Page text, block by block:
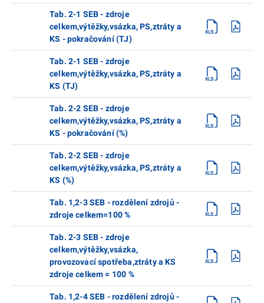
Tab. 2-1 SEB - zdroje
celkem,výtěžky,vsázka, PS,ztráty a
KS - pokračování (TJ)
Tab. 2-1 SEB - zdroje
celkem,výtěžky,vsázka, PS,ztráty a
KS (TJ)
Tab. 2-2 SEB - zdroje
celkem,výtěžky,vsázka, PS,ztráty a
KS - pokračování (%)
Tab. 2-2 SEB - zdroje
celkem,výtěžky,vsázka, PS,ztráty a
KS (%)
Tab. 1,2-3 SEB - rozdělení zdrojů -
zdroje celkem=100 %
Tab. 2-3 SEB - zdroje
celkem,výtěžky,vsázka,
provozovací spotřeba,ztráty a KS
zdroje celkem = 100 %
Tab. 1,2-4 SEB - rozdělení zdrojů -